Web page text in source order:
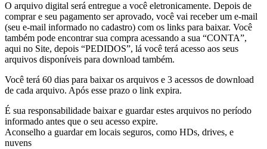
O arquivo digital será entregue a você eletronicamente. Depois de
comprar e seu pagamento ser aprovado, você vai receber um e-mail
(seu e-mail informado no cadastro) com os links para baixar. Você
também pode encontrar sua compra acessando a sua “CONTA”,
aqui no Site, depois “PEDIDOS”, lá você terá acesso aos seus
arquivos disponíveis para download também.
Você terá 60 dias para baixar os arquivos e 3 acessos de download
de cada arquivo. Após esse prazo o link expira.
É sua responsabilidade baixar e guardar estes arquivos no período
informado antes que o seu acesso expire.
Aconselho a guardar em locais seguros, como HDs, drives, e
nuvens